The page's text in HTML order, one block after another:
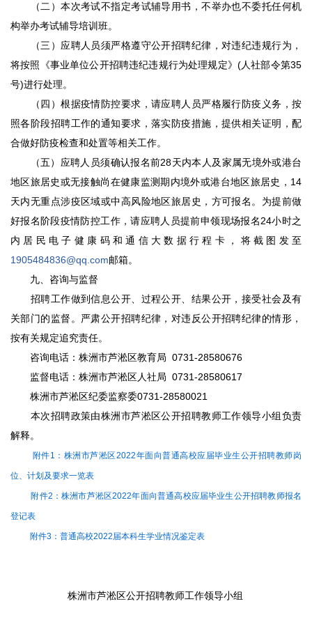
（二）本次考试不指定考试辅导用书，不举办也不委托任何机
构举办考试辅导培训班。
（三）应聘人员须严格遵守公开招聘纪律，对违纪违规行为，
将按照《事业单位公开招聘违纪违规行为处理规定》(人社部令第35
号)进行处理。
（四）根据疫情防控要求，请应聘人员严格履行防疫义务，按
照各阶段招聘工作的通知要求，落实防疫措施，提供相关证明，配
合做好防疫检查和处置等相关工作。
（五）应聘人员须确认报名前28天内本人及家属无境外或港台
地区旅居史或无接触尚在健康监测期内境外或港台地区旅居史，14
天内无重点涉疫区域或中高风险地区旅居史，方可报名。为提前做
好报名阶段疫情防控工作，请应聘人员提前申领现场报名24小时之
内居民电子健康码和通信大数据行程卡，将截图发至
1905484836@qq.com邮箱。
九、咨询与监督
招聘工作做到信息公开、过程公开、结果公开，接受社会及有
关部门的监督。严肃公开招聘纪律，对违反公开招聘纪律的情形，
按有关规定追究责任。
咨询电话：株洲市芦淞区教育局 0731-28580676
监督电话：株洲市芦淞区人社局 0731-28580617
株洲市芦淞区纪委监察委0731-28580021
本次招聘政策由株洲市芦淞区公开招聘教师工作领导小组负责
解释。
附件1：株洲市芦淞区2022年面向普通高校应届毕业生公开招聘教师岗
位、计划及要求一览表
附件2：株洲市芦淞区2022年面向普通高校应届毕业生公开招聘教师报名
登记表
附件3：普通高校2022届本科生学业情况鉴定表
株洲市芦淞区公开招聘教师工作领导小组